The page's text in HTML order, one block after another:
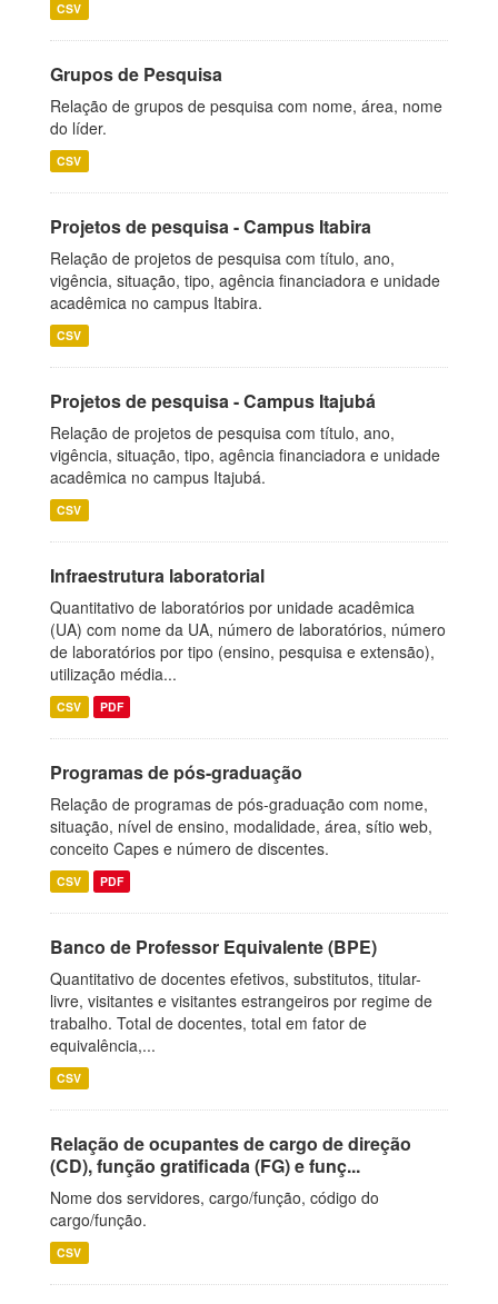
CSV
Grupos de Pesquisa
Relação de grupos de pesquisa com nome, área, nome
do líder.
CSV
Projetos de pesquisa - Campus Itabira
Relação de projetos de pesquisa com título, ano,
vigência, situação, tipo, agência financiadora e unidade
acadêmica no campus Itabira.
CSV
Projetos de pesquisa - Campus Itajubá
Relação de projetos de pesquisa com título, ano,
vigência, situação, tipo, agência financiadora e unidade
acadêmica no campus Itajubá.
CSV
Infraestrutura laboratorial
Quantitativo de laboratórios por unidade acadêmica
(UA) com nome da UA, número de laboratórios, número
de laboratórios por tipo (ensino, pesquisa e extensão),
utilização média...
CSV PDF
Programas de pós-graduação
Relação de programas de pós-graduação com nome,
situação, nível de ensino, modalidade, área, sítio web,
conceito Capes e número de discentes.
CSV PDF
Banco de Professor Equivalente (BPE)
Quantitativo de docentes efetivos, substitutos, titular-
livre, visitantes e visitantes estrangeiros por regime de
trabalho. Total de docentes, total em fator de
equivalência,...
CSV
Relação de ocupantes de cargo de direção
(CD), função gratificada (FG) e funç...
Nome dos servidores, cargo/função, código do
cargo/função.
CSV